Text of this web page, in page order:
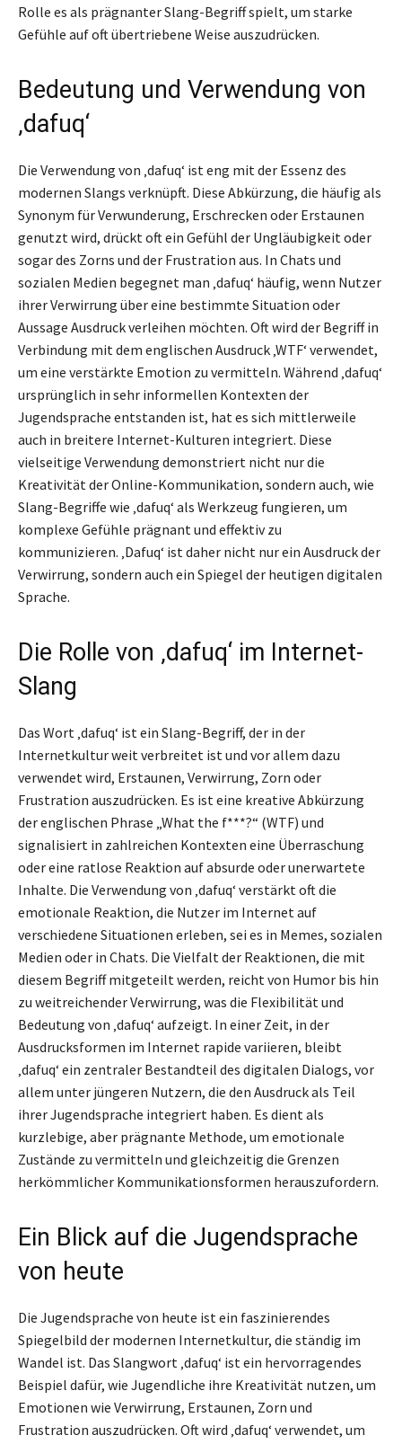
Rolle es als prägnanter Slang-Begriff spielt, um starke
Gefühle auf oft übertriebene Weise auszudrücken.
Bedeutung und Verwendung von
‚dafuq‘
Die Verwendung von ‚dafuq‘ ist eng mit der Essenz des
modernen Slangs verknüpft. Diese Abkürzung, die häufig als
Synonym für Verwunderung, Erschrecken oder Erstaunen
genutzt wird, drückt oft ein Gefühl der Ungläubigkeit oder
sogar des Zorns und der Frustration aus. In Chats und
sozialen Medien begegnet man ‚dafuq‘ häufig, wenn Nutzer
ihrer Verwirrung über eine bestimmte Situation oder
Aussage Ausdruck verleihen möchten. Oft wird der Begriff in
Verbindung mit dem englischen Ausdruck ‚WTF‘ verwendet,
um eine verstärkte Emotion zu vermitteln. Während ‚dafuq‘
ursprünglich in sehr informellen Kontexten der
Jugendsprache entstanden ist, hat es sich mittlerweile
auch in breitere Internet-Kulturen integriert. Diese
vielseitige Verwendung demonstriert nicht nur die
Kreativität der Online-Kommunikation, sondern auch, wie
Slang-Begriffe wie ‚dafuq‘ als Werkzeug fungieren, um
komplexe Gefühle prägnant und effektiv zu
kommunizieren. ‚Dafuq‘ ist daher nicht nur ein Ausdruck der
Verwirrung, sondern auch ein Spiegel der heutigen digitalen
Sprache.
Die Rolle von ‚dafuq‘ im Internet-
Slang
Das Wort ‚dafuq‘ ist ein Slang-Begriff, der in der
Internetkultur weit verbreitet ist und vor allem dazu
verwendet wird, Erstaunen, Verwirrung, Zorn oder
Frustration auszudrücken. Es ist eine kreative Abkürzung
der englischen Phrase „What the f***?“ (WTF) und
signalisiert in zahlreichen Kontexten eine Überraschung
oder eine ratlose Reaktion auf absurde oder unerwartete
Inhalte. Die Verwendung von ‚dafuq‘ verstärkt oft die
emotionale Reaktion, die Nutzer im Internet auf
verschiedene Situationen erleben, sei es in Memes, sozialen
Medien oder in Chats. Die Vielfalt der Reaktionen, die mit
diesem Begriff mitgeteilt werden, reicht von Humor bis hin
zu weitreichender Verwirrung, was die Flexibilität und
Bedeutung von ‚dafuq‘ aufzeigt. In einer Zeit, in der
Ausdrucksformen im Internet rapide variieren, bleibt
‚dafuq‘ ein zentraler Bestandteil des digitalen Dialogs, vor
allem unter jüngeren Nutzern, die den Ausdruck als Teil
ihrer Jugendsprache integriert haben. Es dient als
kurzlebige, aber prägnante Methode, um emotionale
Zustände zu vermitteln und gleichzeitig die Grenzen
herkömmlicher Kommunikationsformen herauszufordern.
Ein Blick auf die Jugendsprache
von heute
Die Jugendsprache von heute ist ein faszinierendes
Spiegelbild der modernen Internetkultur, die ständig im
Wandel ist. Das Slangwort ‚dafuq‘ ist ein hervorragendes
Beispiel dafür, wie Jugendliche ihre Kreativität nutzen, um
Emotionen wie Verwirrung, Erstaunen, Zorn und
Frustration auszudrücken. Oft wird ‚dafuq‘ verwendet, um